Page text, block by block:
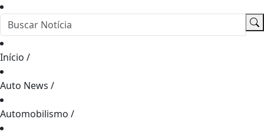
Início /
Auto News /
Automobilismo /